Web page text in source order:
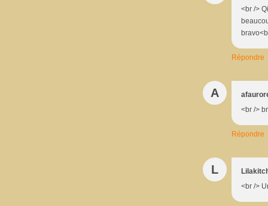
<br />
Répondre
A
<br />
Répondre
L
<br />